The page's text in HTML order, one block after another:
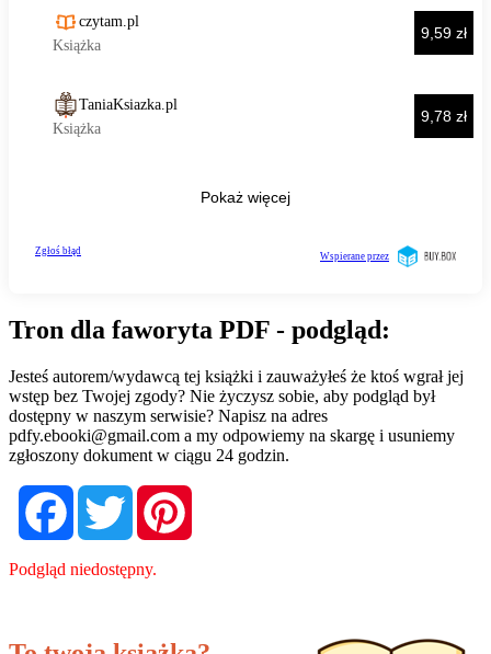
Tron dla faworyta PDF - podgląd:
Jesteś autorem/wydawcą tej książki i zauważyłeś że ktoś wgrał jej
wstęp bez Twojej zgody? Nie życzysz sobie, aby podgląd był
dostępny w naszym serwisie? Napisz na adres
pdfy.ebooki@gmail.com a my odpowiemy na skargę i usuniemy
zgłoszony dokument w ciągu 24 godzin.
FacebookTwitter
Podgląd niedostępny.